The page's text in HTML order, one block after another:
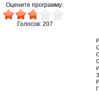
Оцените программу:
Голосов: 207